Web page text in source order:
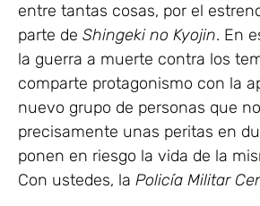
entre tantas cosas, por el
parte de Shingeki no Kyojin. En
la guerra a muerte contra los
comparte protagonismo con la
nuevo grupo de personas que
precisamente unas peritas en
ponen en riesgo la vida de la
Con ustedes, la Policía Militar